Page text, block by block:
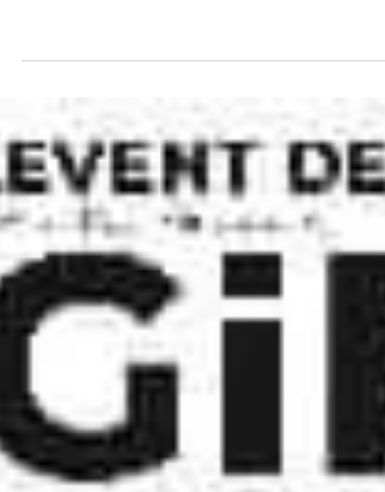
GastroFest Çanakkale Festivali